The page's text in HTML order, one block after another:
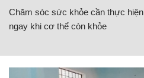
Chăm sóc sức khỏe cần thực hiện
ngay khi cơ thể còn khỏe